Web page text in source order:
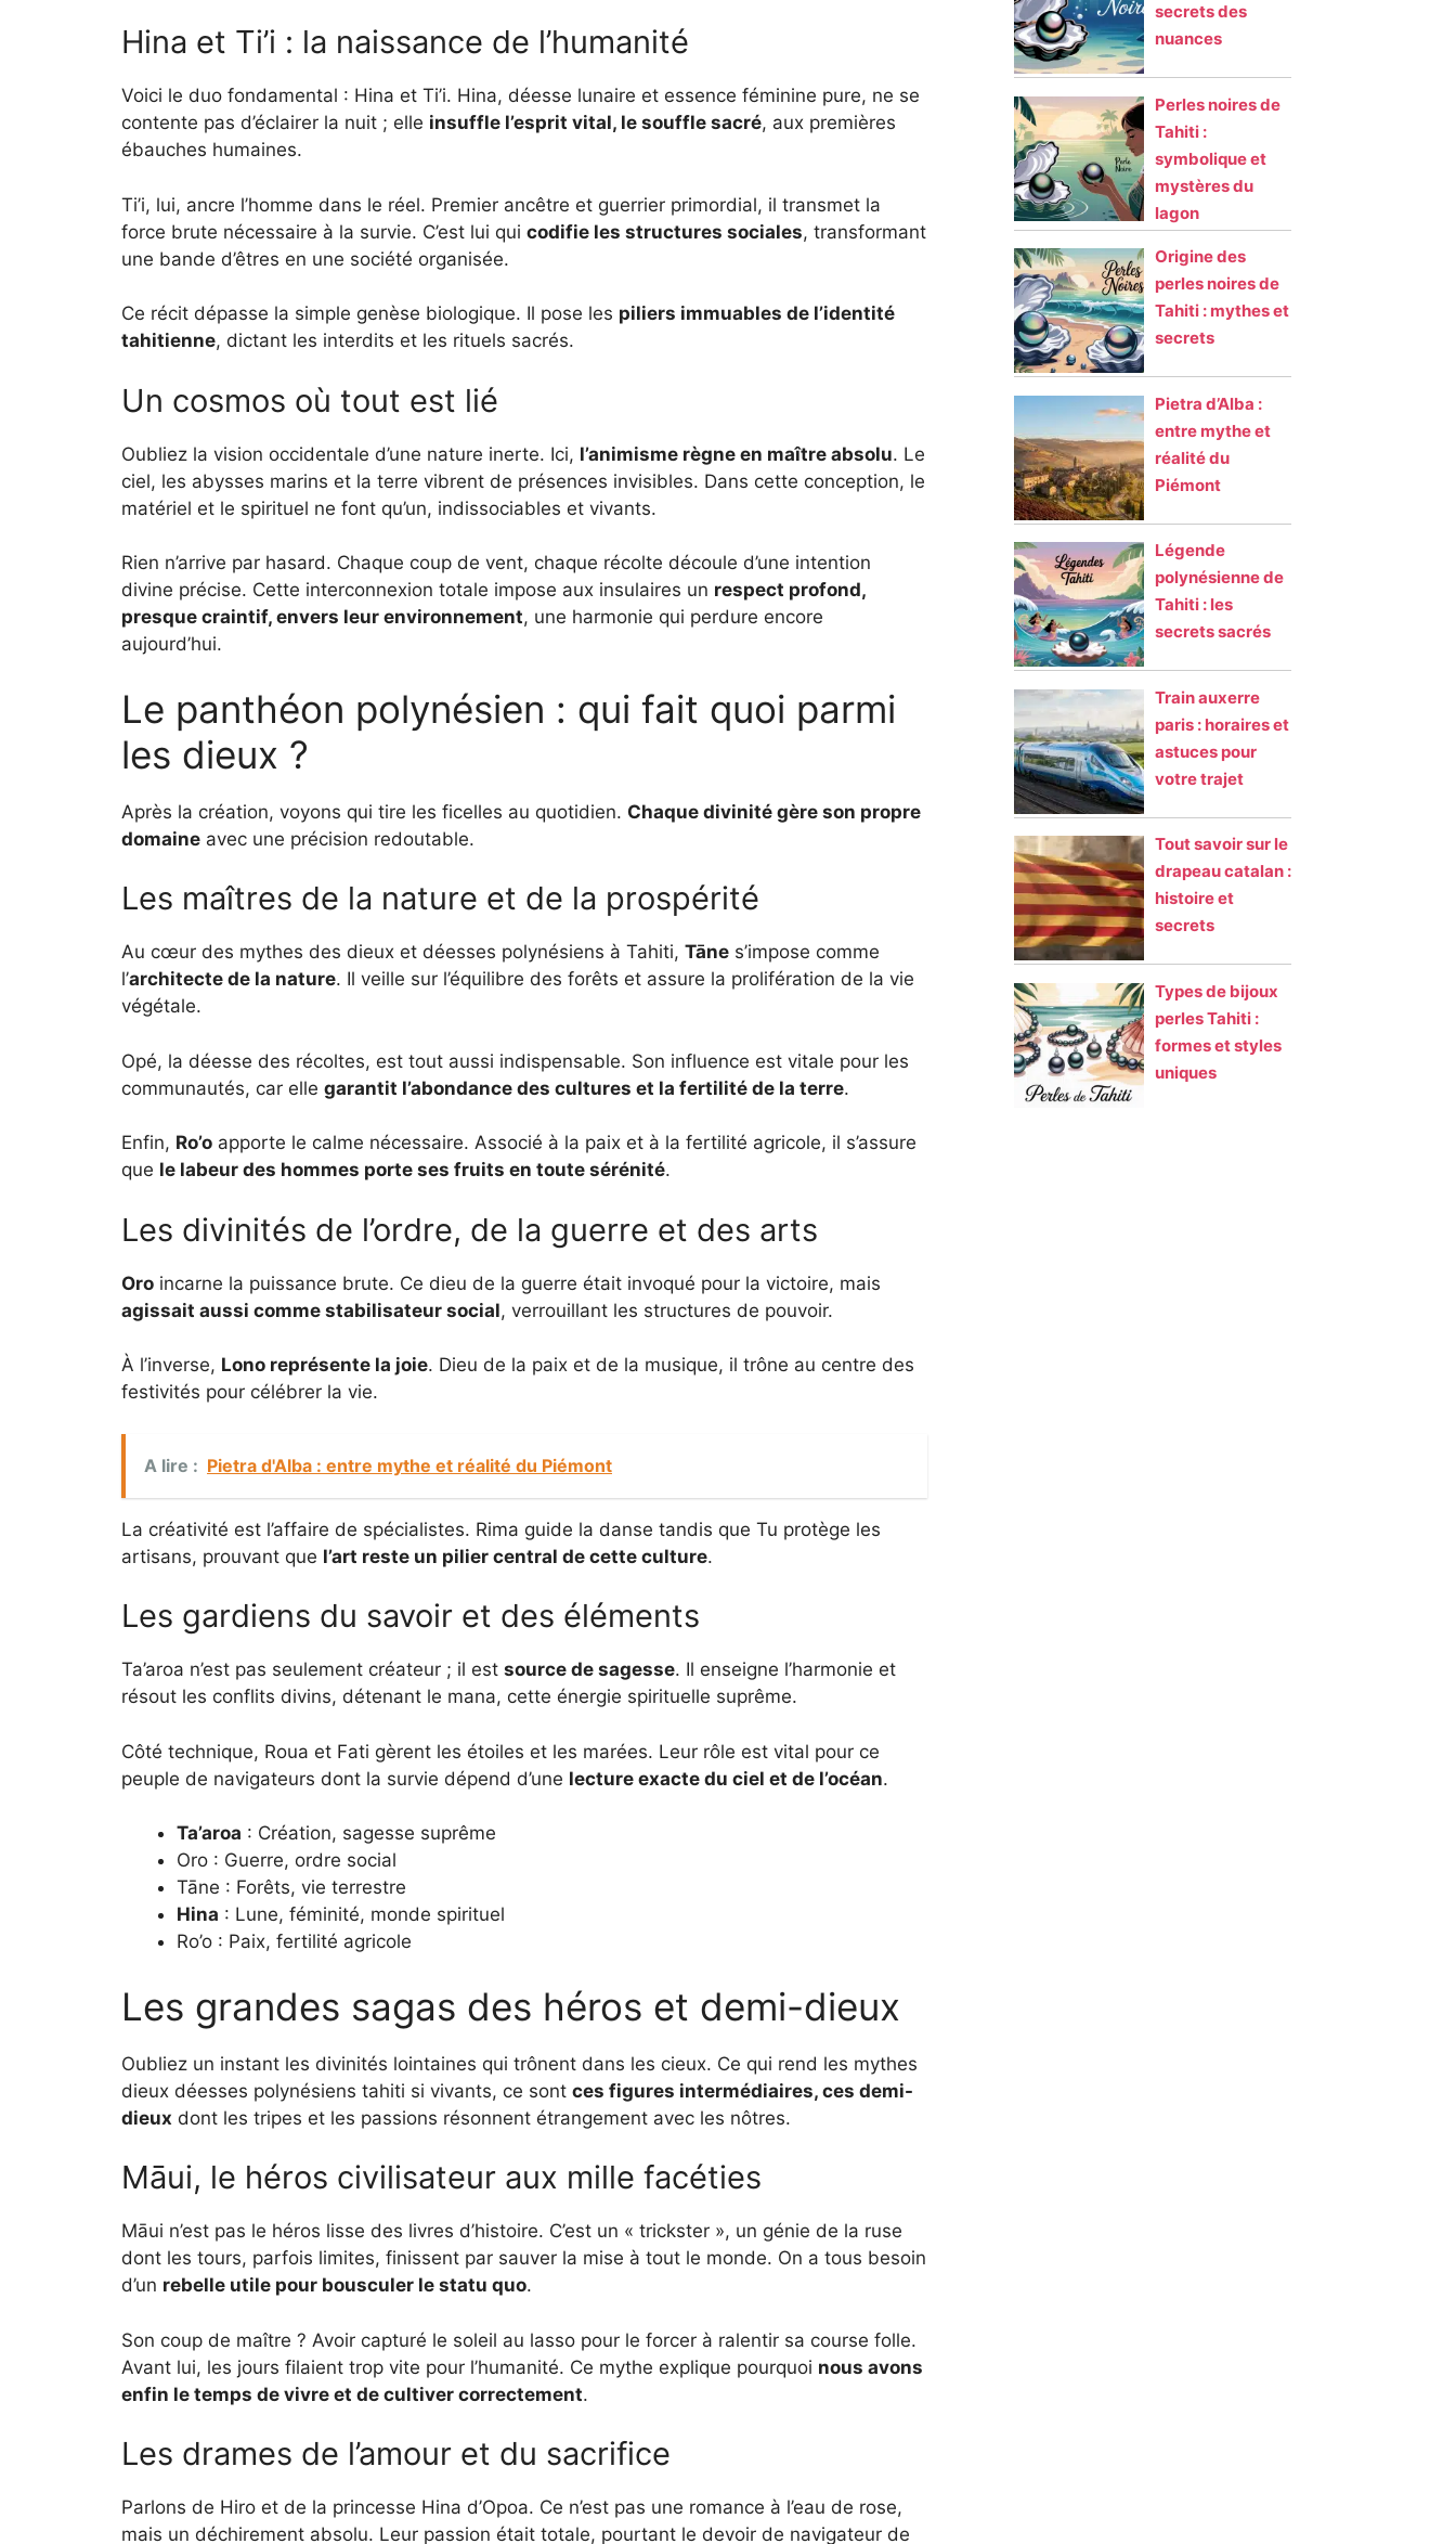
Hina et Ti’i : la naissance de l’humanité
Voici le duo fondamental : Hina et Ti’i. Hina, déesse lunaire et essence féminine pure, ne se
contente pas d’éclairer la nuit ; elle insuffle l’esprit vital, le souffle sacré, aux premières
ébauches humaines.
Ti’i, lui, ancre l’homme dans le réel. Premier ancêtre et guerrier primordial, il transmet la
force brute nécessaire à la survie. C’est lui qui codifie les structures sociales, transformant
une bande d’êtres en une société organisée.
Ce récit dépasse la simple genèse biologique. Il pose les piliers immuables de l’identité
tahitienne, dictant les interdits et les rituels sacrés.
Un cosmos où tout est lié
Oubliez la vision occidentale d’une nature inerte. Ici, l’animisme règne en maître absolu. Le
ciel, les abysses marins et la terre vibrent de présences invisibles. Dans cette conception, le
matériel et le spirituel ne font qu’un, indissociables et vivants.
Rien n’arrive par hasard. Chaque coup de vent, chaque récolte découle d’une intention
divine précise. Cette interconnexion totale impose aux insulaires un respect profond,
presque craintif, envers leur environnement, une harmonie qui perdure encore
aujourd’hui.
Le panthéon polynésien : qui fait quoi parmi
les dieux ?
Après la création, voyons qui tire les ficelles au quotidien. Chaque divinité gère son propre
domaine avec une précision redoutable.
Les maîtres de la nature et de la prospérité
Au cœur des mythes des dieux et déesses polynésiens à Tahiti, Tāne s’impose comme
l’architecte de la nature. Il veille sur l’équilibre des forêts et assure la prolifération de la vie
végétale.
Opé, la déesse des récoltes, est tout aussi indispensable. Son influence est vitale pour les
communautés, car elle garantit l’abondance des cultures et la fertilité de la terre.
Enfin, Ro’o apporte le calme nécessaire. Associé à la paix et à la fertilité agricole, il s’assure
que le labeur des hommes porte ses fruits en toute sérénité.
Les divinités de l’ordre, de la guerre et des arts
Oro incarne la puissance brute. Ce dieu de la guerre était invoqué pour la victoire, mais
agissait aussi comme stabilisateur social, verrouillant les structures de pouvoir.
À l’inverse, Lono représente la joie. Dieu de la paix et de la musique, il trône au centre des
festivités pour célébrer la vie.
A lire : Pietra d'Alba : entre mythe et réalité du Piémont
La créativité est l’affaire de spécialistes. Rima guide la danse tandis que Tu protège les
artisans, prouvant que l’art reste un pilier central de cette culture.
Les gardiens du savoir et des éléments
Ta’aroa n’est pas seulement créateur ; il est source de sagesse. Il enseigne l’harmonie et
résout les conflits divins, détenant le mana, cette énergie spirituelle suprême.
Côté technique, Roua et Fati gèrent les étoiles et les marées. Leur rôle est vital pour ce
peuple de navigateurs dont la survie dépend d’une lecture exacte du ciel et de l’océan.
Ta’aroa : Création, sagesse suprême
Oro : Guerre, ordre social
Tāne : Forêts, vie terrestre
Hina : Lune, féminité, monde spirituel
Ro’o : Paix, fertilité agricole
Les grandes sagas des héros et demi-dieux
Oubliez un instant les divinités lointaines qui trônent dans les cieux. Ce qui rend les mythes
dieux déesses polynésiens tahiti si vivants, ce sont ces figures intermédiaires, ces demi-
dieux dont les tripes et les passions résonnent étrangement avec les nôtres.
Māui, le héros civilisateur aux mille facéties
Māui n’est pas le héros lisse des livres d’histoire. C’est un « trickster », un génie de la ruse
dont les tours, parfois limites, finissent par sauver la mise à tout le monde. On a tous besoin
d’un rebelle utile pour bousculer le statu quo.
Son coup de maître ? Avoir capturé le soleil au lasso pour le forcer à ralentir sa course folle.
Avant lui, les jours filaient trop vite pour l’humanité. Ce mythe explique pourquoi nous avons
enfin le temps de vivre et de cultiver correctement.
Les drames de l’amour et du sacrifice
Parlons de Hiro et de la princesse Hina d’Opoa. Ce n’est pas une romance à l’eau de rose,
mais un déchirement absolu. Leur passion était totale, pourtant le devoir de navigateur de
secrets des
nuances
Perles noires de
Tahiti :
symbolique et
mystères du
lagon
Origine des
perles noires de
Tahiti : mythes et
secrets
Pietra d’Alba :
entre mythe et
réalité du
Piémont
Légende
polynésienne de
Tahiti : les
secrets sacrés
Train auxerre
paris : horaires et
astuces pour
votre trajet
Tout savoir sur le
drapeau catalan :
histoire et
secrets
Types de bijoux
perles Tahiti :
formes et styles
uniques